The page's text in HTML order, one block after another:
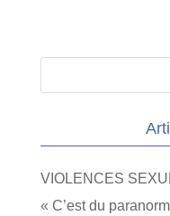
VIOLENCES
« C’est du